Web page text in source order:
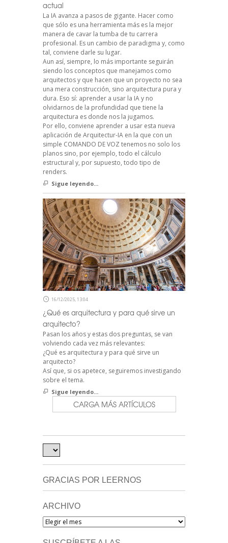
actual
La IA avanza a pasos de gigante. Hacer como
que sólo es una herramienta más es la mejor
manera de cavar la tumba de tu carrera
profesional. Es un cambio de paradigma y, como
tal, conviene darle su lugar.
Aun así, siempre, lo más importante seguirán
siendo los conceptos que manejamos como
arquitectos y que hacen que un proyecto no sea
una mera construcción, sino arquitectura pura y
dura. Eso sí: aprender a usar la IA y no
olvidarnos de la profundidad que tiene la
arquitectura es donde nos la jugamos.
Por ello, conviene aprender a usar esta nueva
aplicación de Arquitectur-IA en la que con un
simple COMANDO DE VOZ tenemos no solo los
planos sino, por ejemplo, todo el cálculo
estructural y, por supuesto, todo tipo de
renders.
Sigue leyendo...
16/12/2025, 13:04
¿Qué es arquitectura y para qué sirve un
arquitecto?
Pasan los años y estas dos preguntas, se van
volviendo cada vez más relevantes:
¿Qué es arquitectura y para qué sirve un
arquitecto?
Así que, si os apetece, seguiremos investigando
sobre el tema.
Sigue leyendo...
CARGA MÁS ARTÍCULOS
GRACIAS POR LEERNOS
ARCHIVO
Archivo